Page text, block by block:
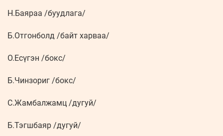
Н.Баяраа /буудлага/
Б.Отгонболд /байт харваа/
О.Есүгэн /бокс/
Б.Чинзориг /бокс/
С.Жамбалжамц /дугуй/
Б.Тэгшбаяр /дугуй/